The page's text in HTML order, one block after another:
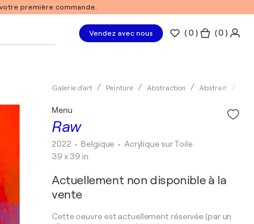
première commande.
Vendez avec nous (0 ) ( 0 )
Galerie d'art Peinture Abstraction Abstrait
Raw
Menu
2022 • Belgique • Acrylique sur Toile
39 x 39 in
Actuellement non disponible à la
vente
Cette oeuvre est actuellement réservée (par un